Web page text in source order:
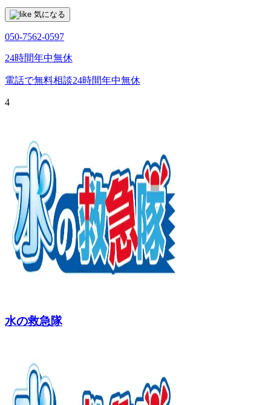
気になる
050-7562-0597
24時間年中無休
電話で無料相談24時間年中無休
4
水の救急隊